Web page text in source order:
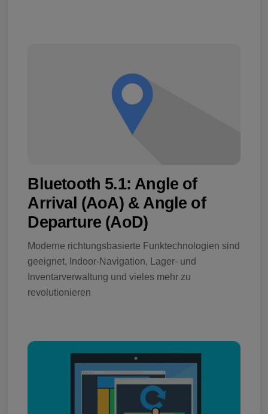
Bluetooth 5.1: Angle of
Arrival (AoA) & Angle of
Departure (AoD)
Moderne richtungsbasierte Funktechnologien sind
geeignet, Indoor-Navigation, Lager- und
Inventarverwaltung und vieles mehr zu
revolutionieren